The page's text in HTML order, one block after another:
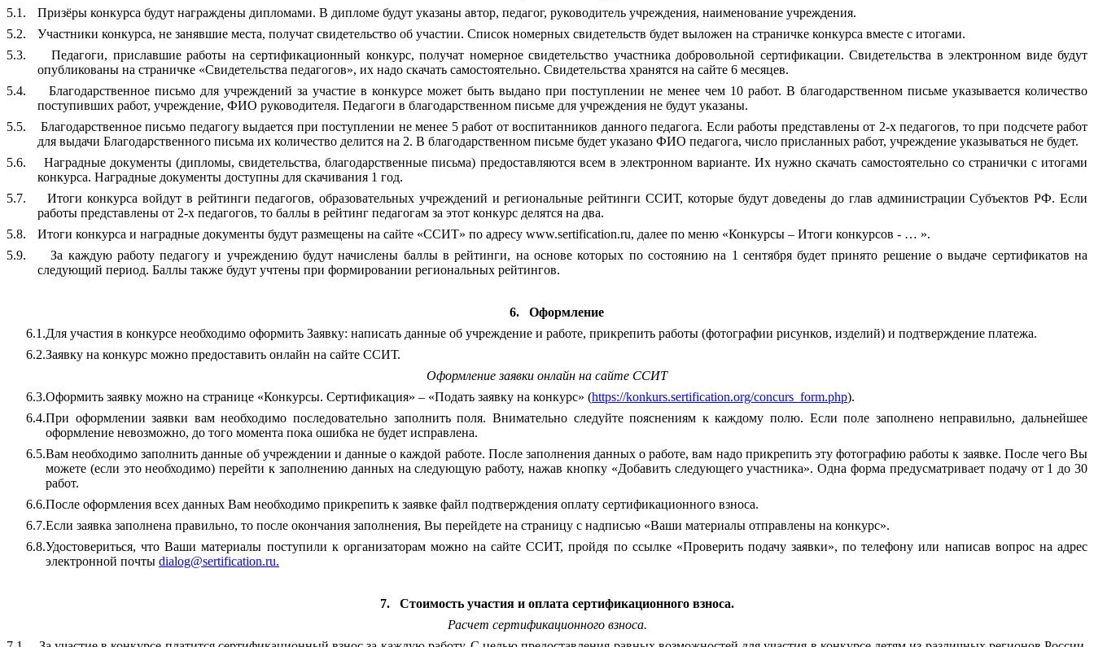
5.1.
Призёры конкурса будут награждены дипломами. В дипломе будут указаны автор, педагог, руководитель учреждения, наименование учреждения.
5.2.
Участники конкурса, не занявшие места, получат свидетельство об участии. Список номерных свидетельств будет выложен на страничке конкурса вместе с итогами.
5.3.
Педагоги, приславшие работы на сертификационный конкурс, получат номерное свидетельство участника добровольной сертификации. Свидетельства в электронном виде будут
опубликованы на страничке «Свидетельства педагогов», их надо скачать самостоятельно. Свидетельства хранятся на сайте 6 месяцев.
5.4.
Благодарственное письмо для учреждений за участие в конкурсе может быть выдано при поступлении не менее чем 10 работ. В благодарственном письме указывается количество
поступивших работ, учреждение, ФИО руководителя. Педагоги в благодарственном письме для учреждения не будут указаны.
5.5.
Благодарственное письмо педагогу выдается при поступлении не менее 5 работ от воспитанников данного педагога. Если работы представлены от 2-х педагогов, то при подсчете работ
для выдачи Благодарственного письма их количество делится на 2. В благодарственном письме будет указано ФИО педагога, число присланных работ, учреждение указываться не будет.
5.6.
Наградные документы (дипломы, свидетельства, благодарственные письма) предоставляются всем в электронном варианте. Их нужно скачать самостоятельно со странички с итогами
конкурса. Наградные документы доступны для скачивания 1 год.
5.7.
Итоги конкурса войдут в рейтинги педагогов, образовательных учреждений и региональные рейтинги ССИТ, которые будут доведены до глав администрации Субъектов РФ. Если
работы представлены от 2-х педагогов, то баллы в рейтинг педагогам за этот конкурс делятся на два.
5.8.
Итоги конкурса и наградные документы будут размещены на сайте «ССИТ» по адресу www.sertification.ru, далее по меню «Конкурсы – Итоги конкурсов - … ».
5.9.
За каждую работу педагогу и учреждению будут начислены баллы в рейтинги, на основе которых по состоянию на 1 сентября будет принято решение о выдаче сертификатов на
следующий период. Баллы также будут учтены при формировании региональных рейтингов.
6.
Оформление
6.1.Для участия в конкурсе необходимо оформить Заявку: написать данные об учреждение и работе, прикрепить работы (фотографии рисунков, изделий) и подтверждение платежа.
6.2.Заявку на конкурс можно предоставить онлайн на сайте ССИТ.
Оформление заявки онлайн на сайте ССИТ
6.3.Оформить заявку можно на странице «Конкурсы. Сертификация» – «Подать заявку на конкурс» (https://konkurs.sertification.org/concurs_form.php).
6.4.При оформлении заявки вам необходимо последовательно заполнить поля. Внимательно следуйте пояснениям к каждому полю. Если поле заполнено неправильно, дальнейшее
оформление невозможно, до того момента пока ошибка не будет исправлена.
6.5.Вам необходимо заполнить данные об учреждении и данные о каждой работе. После заполнения данных о работе, вам надо прикрепить эту фотографию работы к заявке. После чего Вы
можете (если это необходимо) перейти к заполнению данных на следующую работу, нажав кнопку «Добавить следующего участника». Одна форма предусматривает подачу от 1 до 30
работ.
6.6.После оформления всех данных Вам необходимо прикрепить к заявке файл подтверждения оплату сертификационного взноса.
6.7.Если заявка заполнена правильно, то после окончания заполнения, Вы перейдете на страницу с надписью «Ваши материалы отправлены на конкурс».
6.8.Удостовериться, что Ваши материалы поступили к организаторам можно на сайте ССИТ, пройдя по ссылке «Проверить подачу заявки», по телефону или написав вопрос на адрес
электронной почты dialog@sertification.ru.
7.
Стоимость участия и оплата сертификационного взноса.
Расчет сертификационного взноса.